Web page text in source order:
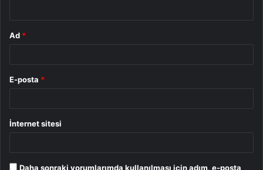
Ad *
E-posta *
İnternet sitesi
Daha sonraki yorumlarımda kullanılması için adım, e-posta